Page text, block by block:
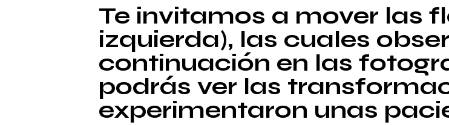
Te invitamos a mover las
izquierda), las cuales
continuación en las
podrás ver las
experimentaron unas